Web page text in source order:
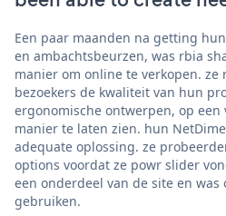
Een paar maanden na getting
en ambachtsbeurzen, was rbia
manier om online te verkopen.
bezoekers de kwaliteit van hun
ergonomische ontwerpen, op een
manier te laten zien. hun
adequate oplossing. ze
options voordat ze powr slider
een onderdeel van de site en
gebruiken.